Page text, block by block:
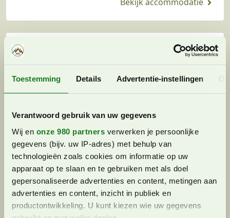
Toestemming Details Advertentie-instellingen
Verantwoord gebruik van uw gegevens
Wij en onze 980 partners verwerken je persoonlijke
gegevens (bijv. uw IP-adres) met behulp van
technologieën zoals cookies om informatie op uw
apparaat op te slaan en te gebruiken met als doel
gepersonaliseerde advertenties en content, metingen aan
advertenties en content, inzicht in publiek en
productontwikkeling. U kunt kiezen wie uw gegevens
Nationalpark Chalets in Neukirchen
in Oostenrijk: een prachtig
chaletdorp met gratis Nationalpark